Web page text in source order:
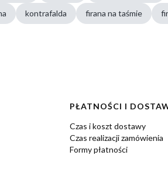
kontrafalda firana na taśmie
PŁATNOŚCI I
Czas i koszt dostawy
Czas realizacji zamówienia
Formy płatności